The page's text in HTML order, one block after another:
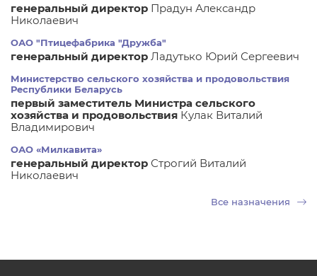
генеральный директор Прадун Александр
Николаевич
ОАО "Птицефабрика "Дружба"
генеральный директор Ладутько Юрий Сергеевич
Министерство сельского хозяйства и продовольствия
Республики Беларусь
первый заместитель Министра сельского
хозяйства и продовольствия Кулак Виталий
Владимирович
ОАО «Милкавита»
генеральный директор Строгий Виталий
Николаевич
Все назначения